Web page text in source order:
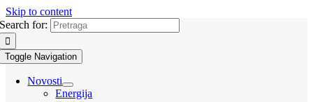
Skip to content
Search for:
Toggle Navigation
Novosti
Energija